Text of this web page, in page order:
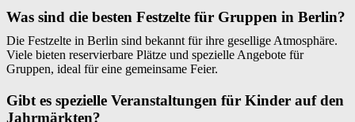
Was sind die besten Festzelte für Gruppen in Berlin?
Die Festzelte in Berlin sind bekannt für ihre gesellige Atmosphäre.
Viele bieten reservierbare Plätze und spezielle Angebote für
Gruppen, ideal für eine gemeinsame Feier.
Gibt es spezielle Veranstaltungen für Kinder auf den
Jahrmärkten?